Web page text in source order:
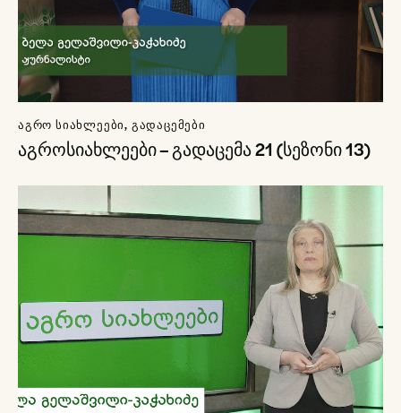
ᲐᲒᲠᲝ ᲡᲘᲐᲮᲚᲔᲔᲑᲘ, ᲒᲐᲓᲐᲪᲔᲛᲔᲑᲘ
აგროსიახლეები – გადაცემა 21 (სეზონი 13)